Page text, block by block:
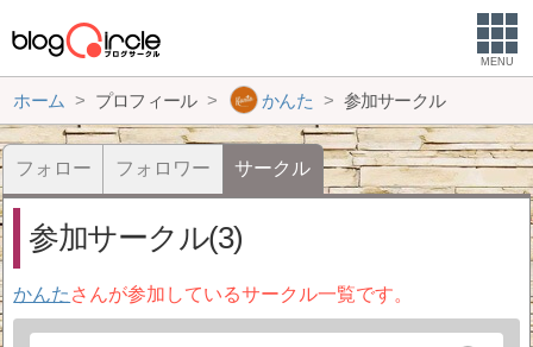
MENU
ホーム プロフィール かんた 参加サークル
フォロー フォロワー サークル
参加サークル(3)
かんた さんが参加しているサークル一覧です。